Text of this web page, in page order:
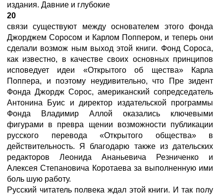
издания. Давние и глубокие
20
связи существуют между основателем этого фонда
Джорджем Соросом и Карлом Поппером, и теперь они
сделали возмож ным выход этой книги. Фонд Сороса,
как известно, в качестве своих основных принципов
исповедует идеи «Открытого об щества» Карла
Поппера, и поэтому неудивительно, что Пре зидент
Фонда Джордж Сорос, американский сопредседатель
Антонина Буис и директор издательской программы
Фонда Владимир Аллой оказались ключевыми
фигурами в превра щении возможности публикации
русского перевода «Открытого общества» в
действительность. Я благодарю также из дательских
редакторов Леонида Ананьевича Резниченко и
Алексея Степановича Коротаева за выполненную ими
боль шую работу.
Русский читатель полвека ждал этой книги. И так полу